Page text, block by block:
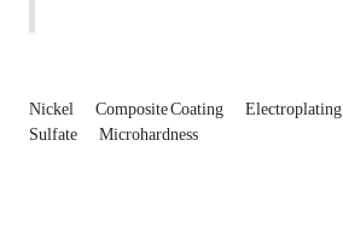
Nickel Composite Coating Electroplating
Sulfate Microhardness